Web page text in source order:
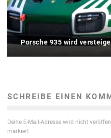
Porsche 935 wird
SCHREIBE EINEN
Deine E-Mail-Adresse wird nicht
markiert